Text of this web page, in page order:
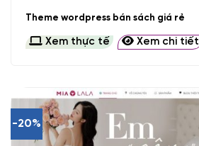
Theme wordpress bán sách giá rẻ
Xem thực tế Xem chi tiết
-20%